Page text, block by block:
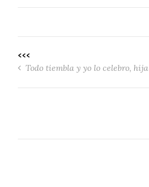
<<<
Todo tiembla y yo lo celebro, hija